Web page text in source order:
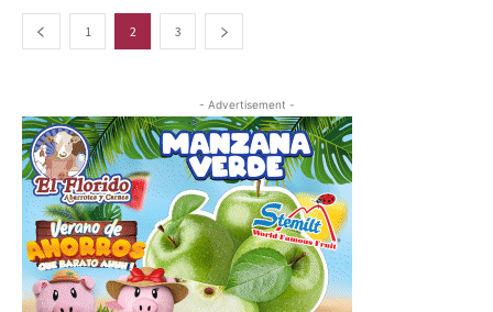
1 2 3
- Advertisement -